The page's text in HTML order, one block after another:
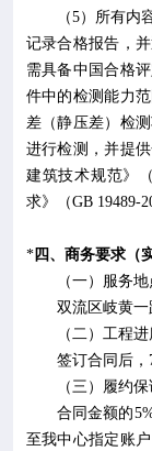
（5）所有内
记录合格报告，
需具备中国合格
件中的检测能力
差（静压差）检
进行检测，并提
建筑技术规范》
求》（GB 19489-
*四、商务要求（
（一） 服务地
双流区岐黄一
（二）工程进
签订合同后，
（三）履约保
合同金额的
至我中心指定账